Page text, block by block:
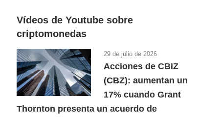
Vídeos de Youtube sobre
criptomonedas
29 de julio de 2026
Acciones de CBIZ
(CBZ): aumentan un
17% cuando Grant
Thornton presenta un acuerdo de